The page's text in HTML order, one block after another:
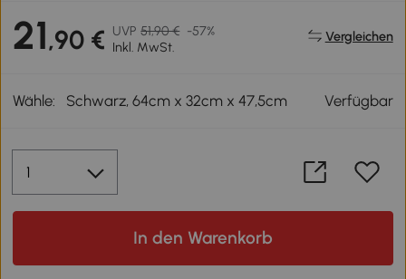
21,90 € UVP 51,90 € -57%
Inkl. MwSt.
Vergleichen
Wähle: Schwarz, 64cm x 32cm x 47,5cm Verfügbar
In den Warenkorb